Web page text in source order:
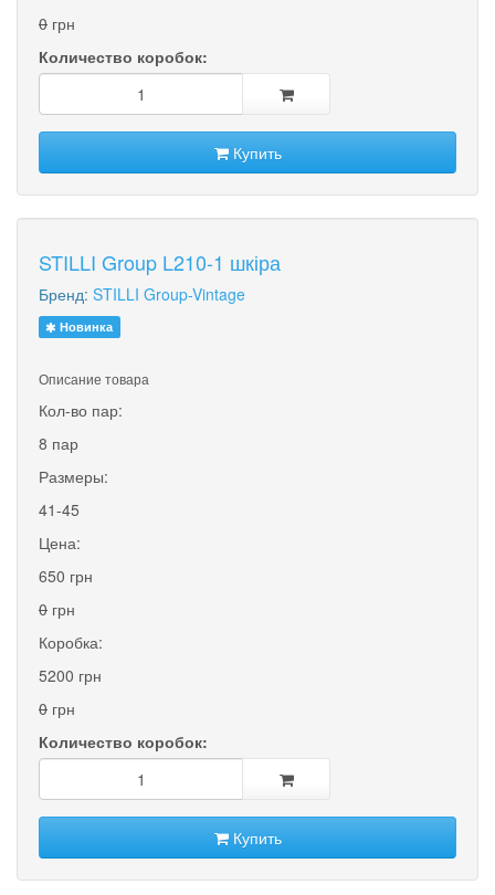
0 грн
Количество коробок:
Купить
STILLI Group L210-1 шкіра
Бренд: STILLI Group-Vintage
Новинка
Описание товара
Кол-во пар:
8 пар
Размеры:
41-45
Цена:
650 грн
0 грн
Коробка:
5200 грн
0 грн
Количество коробок:
Купить